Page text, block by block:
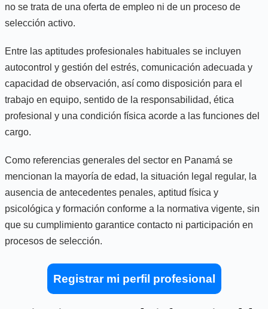
no se trata de una oferta de empleo ni de un proceso de
selección activo.
Entre las aptitudes profesionales habituales se incluyen
autocontrol y gestión del estrés, comunicación adecuada y
capacidad de observación, así como disposición para el
trabajo en equipo, sentido de la responsabilidad, ética
profesional y una condición física acorde a las funciones del
cargo.
Como referencias generales del sector en Panamá se
mencionan la mayoría de edad, la situación legal regular, la
ausencia de antecedentes penales, aptitud física y
psicológica y formación conforme a la normativa vigente, sin
que su cumplimiento garantice contacto ni participación en
procesos de selección.
Registrar mi perfil profesional